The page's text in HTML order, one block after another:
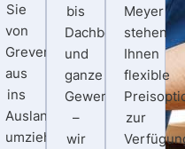
Sie
von
Grevenbroich
aus
ins
Ausland
umziehen
bis
Dachboden
und
ganze
Gewerbeflächen
–
wir
Meyer
stehen
Ihnen
flexible
zur